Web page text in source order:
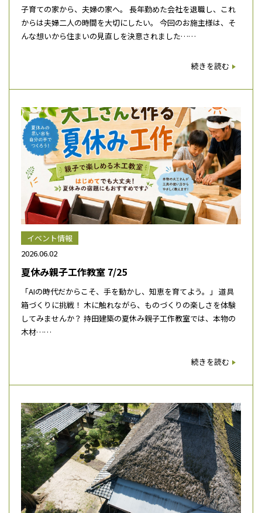
子育ての家から、夫婦の家へ。 長年勤めた会社を退職し、これ
からは夫婦二人の時間を大切にしたい。 今回のお施主様は、そ
んな想いから住まいの見直しを決意されました……
続きを読む
イベント情報
2026.06.02
夏休み親子工作教室 7/25
「AIの時代だからこそ、手を動かし、知恵を育てよう。」 道具
箱づくりに挑戦！ 木に触れながら、ものづくりの楽しさを体験
してみませんか？ 持田建築の夏休み親子工作教室では、本物の
木材……
続きを読む